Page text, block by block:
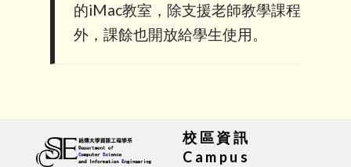
的iMac教室，除支援老師教學課程
外，課餘也開放給學生使用。
校區資訊
Campus